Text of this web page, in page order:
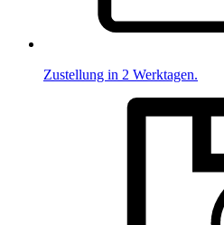
Zustellung in 2 Werktagen.